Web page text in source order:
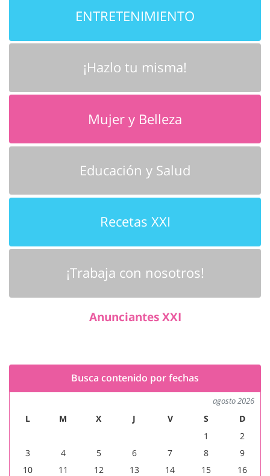
ENTRETENIMIENTO
¡Hazlo tu misma!
Mujer y Belleza
Educación y Salud
Recetas XXI
¡Trabaja con nosotros!
Anunciantes XXI
Busca contenido por fechas
agosto 2026
L M X J V S
D
1
2
3
4 5 6 7 8
9
10
11 12 13 14 15
16